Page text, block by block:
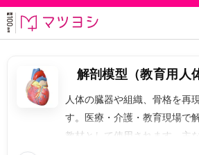
解剖模型（教育用人
人体の臓器や組織、骨格を再
す。医療・介護・教育現場で
教材として使用されます。主